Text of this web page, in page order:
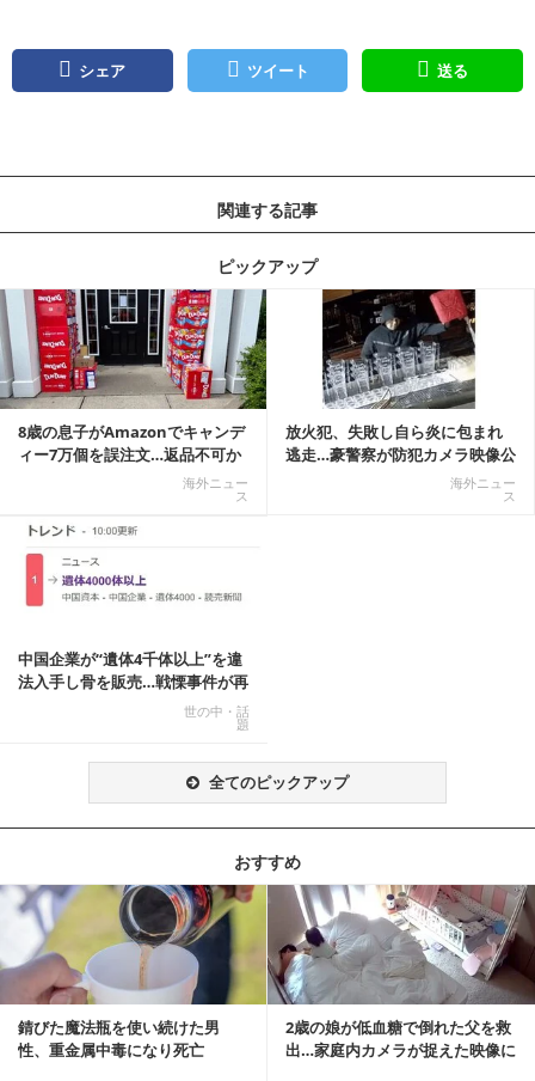
シェア ツイート 送る
関連する記事
ピックアップ
8歳の息子がAmazonでキャンデ
ィー7万個を誤注文…返品不可か
海外ニュー
ス
放火犯、失敗し自ら炎に包まれ
逃走…豪警察が防犯カメラ映像公
海外ニュー
ス
記事を読む
中国企業が“遺体4千体以上”を違
法入手し骨を販売…戦慄事件が再
世の中・話
題
全てのピックアップ
おすすめ
錆びた魔法瓶を使い続けた男
性、重金属中毒になり死亡
2歳の娘が低血糖で倒れた父を救
出…家庭内カメラが捉えた映像に
記事を読む